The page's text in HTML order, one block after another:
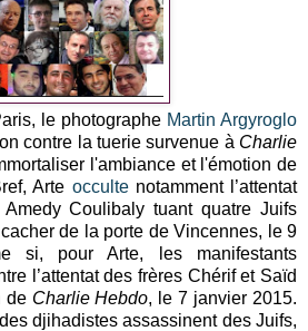
le photographe Martin Argyroglo
contre la tuerie survenue à Charlie
l'ambiance et l'émotion de
Arte occultenotamment l’attentat
Coulibaly tuant quatre Juifs
de la porte de Vincennes, le 9
si, pour Arte, les manifestants
l’attentat des frères Chérif et Saïd
de Charlie Hebdo, le 7 janvier 2015.
djihadistes assassinent des Juifs,